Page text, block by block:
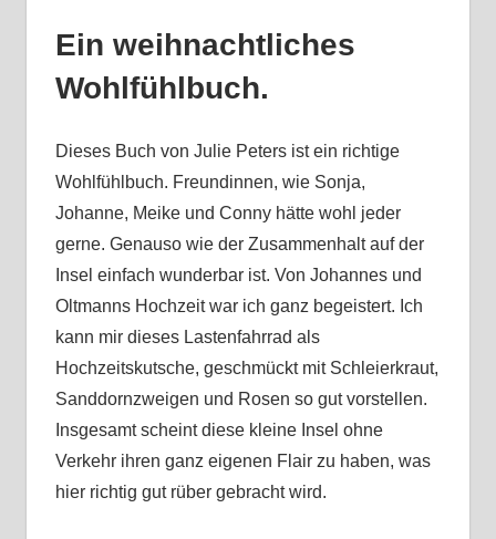
Ein weihnachtliches
Wohlfühlbuch.
Dieses Buch von Julie Peters ist ein richtige
Wohlfühlbuch. Freundinnen, wie Sonja,
Johanne, Meike und Conny hätte wohl jeder
gerne. Genauso wie der Zusammenhalt auf der
Insel einfach wunderbar ist. Von Johannes und
Oltmanns Hochzeit war ich ganz begeistert. Ich
kann mir dieses Lastenfahrrad als
Hochzeitskutsche, geschmückt mit Schleierkraut,
Sanddornzweigen und Rosen so gut vorstellen.
Insgesamt scheint diese kleine Insel ohne
Verkehr ihren ganz eigenen Flair zu haben, was
hier richtig gut rüber gebracht wird.